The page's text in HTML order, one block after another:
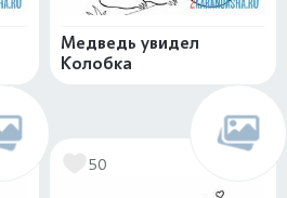
Медведь увидел
Колобка
50